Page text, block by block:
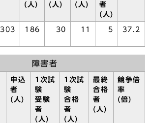
(人)
(人)
(人)
者
(人)
303 186 30 11 5 37.2
障害者
申込
者
(人)
1次試
験
受験
者
(人)
1次試
験
合格
者
(人)
最終
合格
者
(人)
競争倍
率
(倍)